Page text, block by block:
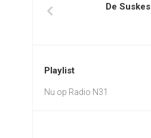
De Suskes
Playlist
Nu op Radio N31